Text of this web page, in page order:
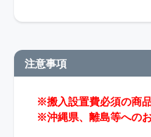
注意事項
※搬入設置費必須の商
※沖縄県、離島等への